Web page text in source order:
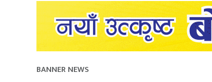
BANNER NEWS